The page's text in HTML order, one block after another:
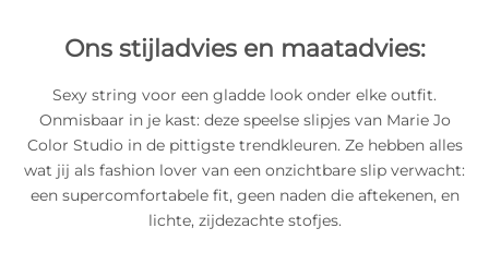
Ons stijladvies en maatadvies:
Sexy string voor een gladde look onder elke outfit.
Onmisbaar in je kast: deze speelse slipjes van Marie Jo
Color Studio in de pittigste trendkleuren. Ze hebben alles
wat jij als fashion lover van een onzichtbare slip verwacht:
een supercomfortabele fit, geen naden die aftekenen, en
lichte, zijdezachte stofjes.